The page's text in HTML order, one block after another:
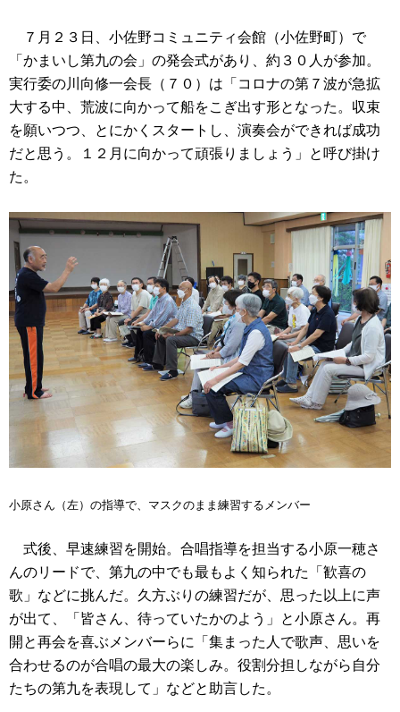
７月２３日、小佐野コミュニティ会館（小佐野町）で
「かまいし第九の会」の発会式があり、約３０人が参加。
実行委の川向修一会長（７０）は「コロナの第７波が急拡
大する中、荒波に向かって船をこぎ出す形となった。収束
を願いつつ、とにかくスタートし、演奏会ができれば成功
だと思う。１２月に向かって頑張りましょう」と呼び掛け
た。
小原さん（左）の指導で、マスクのまま練習するメンバー
式後、早速練習を開始。合唱指導を担当する小原一穂さ
んのリードで、第九の中でも最もよく知られた「歓喜の
歌」などに挑んだ。久方ぶりの練習だが、思った以上に声
が出て、「皆さん、待っていたかのよう」と小原さん。再
開と再会を喜ぶメンバーらに「集まった人で歌声、思いを
合わせるのが合唱の最大の楽しみ。役割分担しながら自分
たちの第九を表現して」などと助言した。